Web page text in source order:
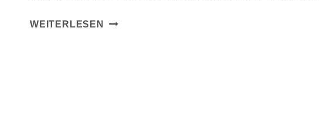
WEITERLESEN
WAS